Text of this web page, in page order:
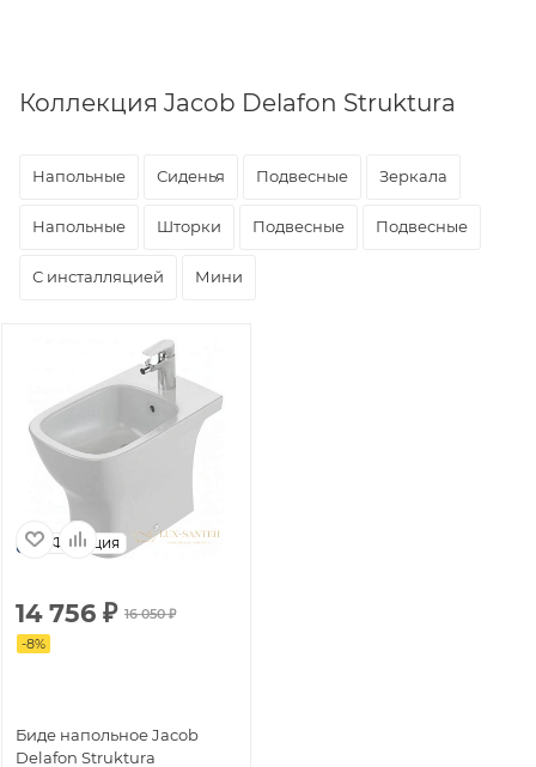
Коллекция Jacob Delafon Struktura
Напольные Сиденья Подвесные Зеркала
Напольные Шторки Подвесные Подвесные
С инсталляцией Мини
Франция
14 756 ₽ 16 050₽
-8%
Биде напольное Jacob
Delafon Struktura